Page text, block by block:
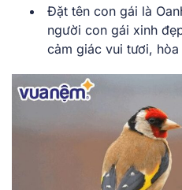
Đặt tên con gái là
người con gái xinh
cảm giác vui tươi, hòa